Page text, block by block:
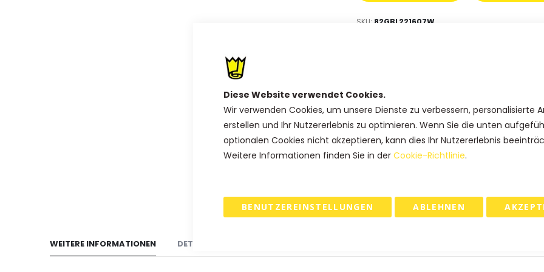
Diese Website verwendet Cookies.
Wir verwenden Cookies, um unsere Dienste zu verbessern, personalisierte
erstellen und Ihr Nutzererlebnis zu optimieren. Wenn Sie die unten
optionalen Cookies nicht akzeptieren, kann dies Ihr Nutzererlebnis
Weitere Informationen finden Sie in der Cookie-Richtlinie.
BENUTZEREINSTELLUNGEN ABLEHNEN
SKU 82GBL221607W
Kauf 10 für
Kauf 15 für 80,78 € jeweils und spare10
WEITERE INFORMATIONEN DETAILS